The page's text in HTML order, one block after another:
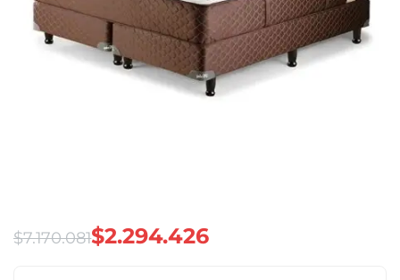
$7.170.081$2.294.426